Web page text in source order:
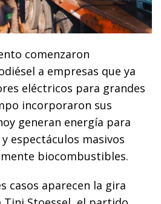
comenzaron
a empresas que ya
eléctricos para grandes
incorporaron sus
generan energía para
espectáculos masivos
biocombustibles.
casos aparecen la gira